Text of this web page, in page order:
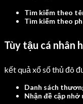
Tìm kiếm theo
Tìm kiếm theo
Tùy tậu cá nhân
kết quả xổ số thủ đô
Danh sách
Nhận đề cập nhở